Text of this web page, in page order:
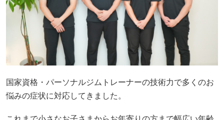
国家資格・パーソナルジムトレーナーの技術力で多くのお
悩みの症状に対応してきました。